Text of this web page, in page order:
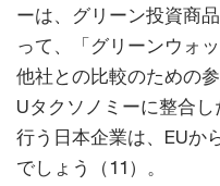
ーは、グリーン投資商
って、「グリーンウォ
他社との比較のための
Uタクソノミーに整合
行う日本企業は、EUか
でしょう（11）。